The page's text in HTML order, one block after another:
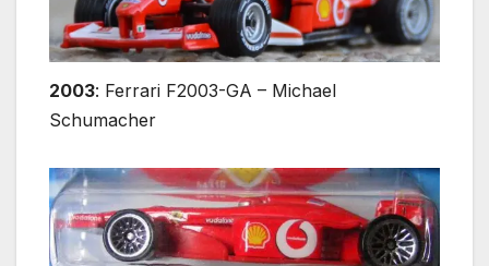
2003: Ferrari F2003-GA – Michael
Schumacher